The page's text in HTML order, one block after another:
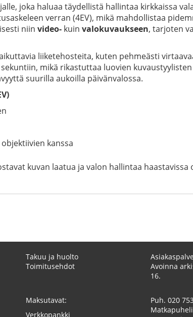
joka haluaa täydellistä hallintaa kirkkaissa
verran (4EV), mikä mahdollistaa
niin video- kuin valokuvaukseen, tarjoten
liiketehosteita, kuten pehmeästi
mikä rikastuttaa luovien
suurilla aukoilla päivänvalossa.
kanssa
kuvan laatua ja valon hallintaa
Takuu ja huolto
Toimitusehdot
Maksutavat:
Verkkopankki
Avoinna
16.
Puh. 020